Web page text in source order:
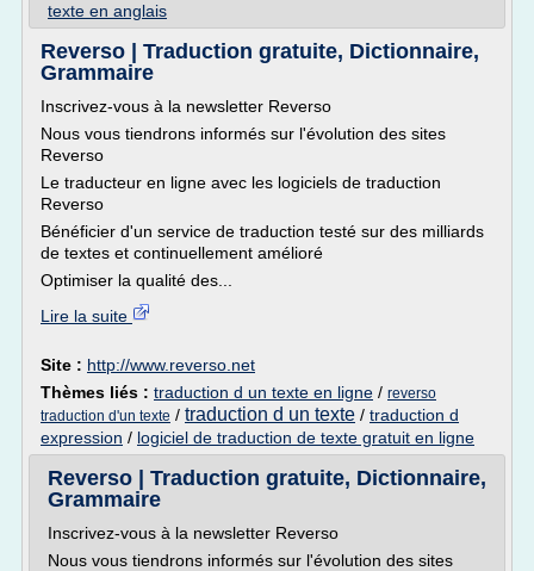
texte en anglais
Reverso | Traduction gratuite, Dictionnaire,
Grammaire
Inscrivez-vous à la newsletter Reverso
Nous vous tiendrons informés sur l'évolution des sites
Reverso
Le traducteur en ligne avec les logiciels de traduction
Reverso
Bénéficier d'un service de traduction testé sur des milliards
de textes et continuellement amélioré
Optimiser la qualité des...
Lire la suite
Site : http://www.reverso.net
Thèmes liés : traduction d un texte en ligne / reverso
traduction d'un texte / traduction d un texte / traduction d
expression / logiciel de traduction de texte gratuit en ligne
Reverso | Traduction gratuite, Dictionnaire,
Grammaire
Inscrivez-vous à la newsletter Reverso
Nous vous tiendrons informés sur l'évolution des sites